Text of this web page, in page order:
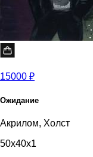
15000 ₽
Ожидание
Акрилом, Холст
50x40x1